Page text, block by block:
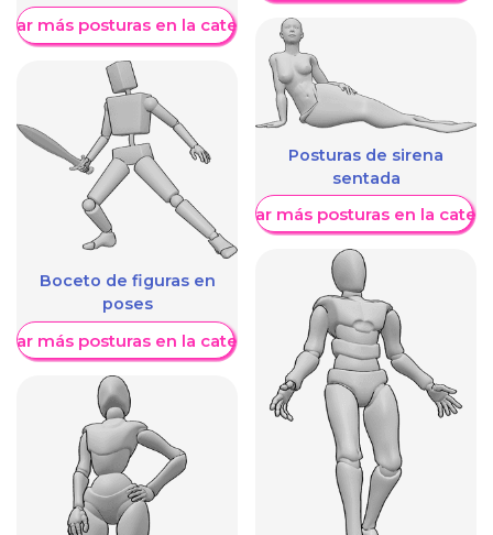
más posturas en la categoría
Boceto de figuras en
poses
más posturas en la categoría
Posturas de sirena
sentada
Mostrar más posturas en la